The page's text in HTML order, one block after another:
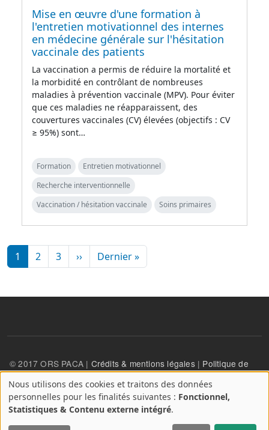
Mise en œuvre d'une formation à
l'entretien motivationnel des internes
en médecine générale sur l'hésitation
vaccinale des patients
La vaccination a permis de réduire la mortalité et
la morbidité en contrôlant de nombreuses
maladies à prévention vaccinale (MPV). Pour éviter
que ces maladies ne réapparaissent, des
couvertures vaccinales (CV) élevées (objectifs : CV
≥ 95%) sont…
Formation
Entretien motivationnel
Recherche interventionnelle
Vaccination / hésitation vaccinale
Soins primaires
Pagination
1 2 3 ››Page suivante
Dernier »Dernière page
© 2017 ORS PACA | Crédits & mentions légales| Politique de
confidentialité
User account menu
Se connecter
A
propos
Nous utilisons des cookies et traitons des données
personnelles pour les finalités suivantes : Fonctionnel,
Statistiques & Contenu externe intégré.